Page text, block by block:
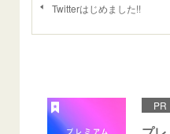
Twitterはじめました!!
PR